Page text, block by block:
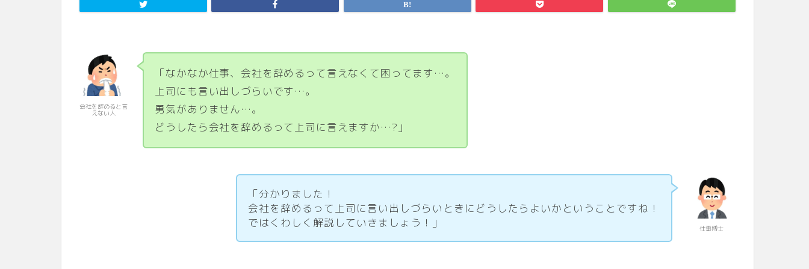
会社を辞めると言
えない人
「なかなか仕事、会社を辞めるって言えなくて困ってます…。
上司にも言い出しづらいです…。
勇気がありません…。
どうしたら会社を辞めるって上司に言えますか…?」
仕事博士
「分かりました！
会社を辞めるって上司に言い出しづらいときにどうしたらよいかということですね！
ではくわしく解説していきましょう！」